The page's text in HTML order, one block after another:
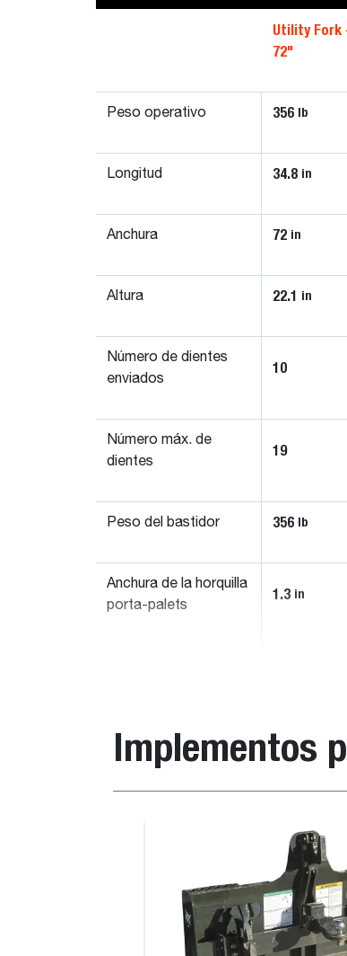
Utility Fork
72"
Peso operativo 356 lb
Longitud 34.8 in
Anchura 72 in
Altura 22.1 in
Número de dientes
enviados
10
Número máx. de
dientes
19
Peso del bastidor 356 lb
Anchura de la horquilla
porta-palets
1.3 in
Implementos